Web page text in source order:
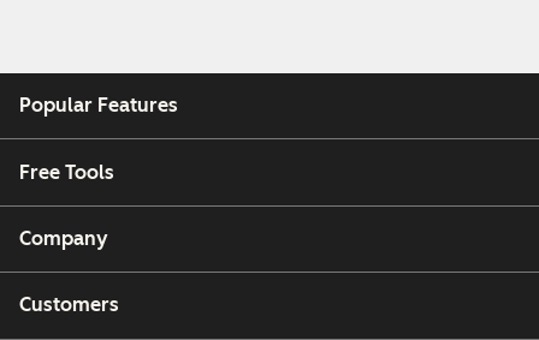
Popular Features
Free Tools
Company
Customers